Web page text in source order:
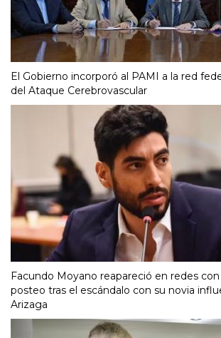
El Gobierno incorporó al PAMI a la red
del Ataque Cerebrovascular
Facundo Moyano reapareció en redes
posteo tras el escándalo con su novia
Arizaga